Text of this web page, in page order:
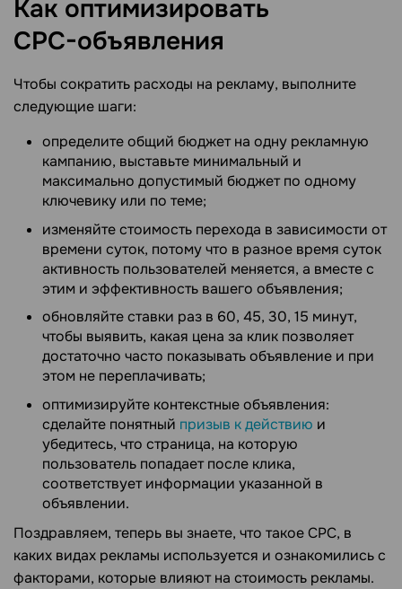
Как оптимизировать
СPC-объявления
Чтобы сократить расходы на рекламу, выполните
следующие шаги:
определите общий бюджет на одну рекламную
кампанию, выставьте минимальный и
максимально допустимый бюджет по одному
ключевику или по теме;
изменяйте стоимость перехода в зависимости от
времени суток, потому что в разное время суток
активность пользователей меняется, а вместе с
этим и эффективность вашего объявления;
обновляйте ставки раз в 60, 45, 30, 15 минут,
чтобы выявить, какая цена за клик позволяет
достаточно часто показывать объявление и при
этом не переплачивать;
оптимизируйте контекстные объявления:
сделайте понятный призыв к действию и
убедитесь, что страница, на которую
пользователь попадает после клика,
соответствует информации указанной в
объявлении.
Поздравляем, теперь вы знаете, что такое CPC, в
каких видах рекламы используется и ознакомились с
факторами, которые влияют на стоимость рекламы.